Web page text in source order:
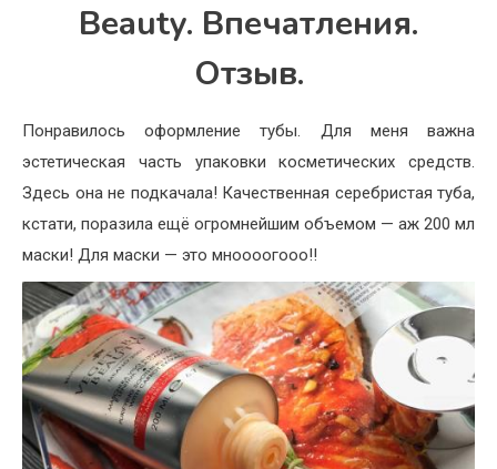
Beauty. Впечатления.
Отзыв.
Понравилось оформление тубы. Для меня важна
эстетическая часть упаковки косметических средств.
Здесь она не подкачала! Качественная серебристая туба,
кстати, поразила ещё огромнейшим объемом — аж 200 мл
маски! Для маски — это мноооогооо!!